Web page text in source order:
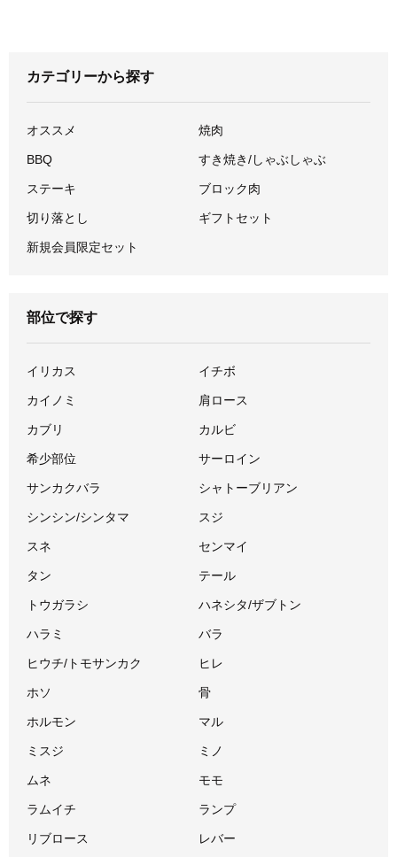
カテゴリーから探す
オススメ 焼肉
BBQ すき焼き/しゃぶしゃぶ
ステーキ ブロック肉
切り落とし ギフトセット
新規会員限定セット
部位で探す
イリカス イチボ
カイノミ 肩ロース
カブリ カルビ
希少部位 サーロイン
サンカクバラ シャトーブリアン
シンシン/シンタマ スジ
スネ センマイ
タン テール
トウガラシ ハネシタ/ザブトン
ハラミ バラ
ヒウチ/トモサンカク ヒレ
ホソ 骨
ホルモン マル
ミスジ ミノ
ムネ モモ
ラムイチ ランプ
リブロース レバー